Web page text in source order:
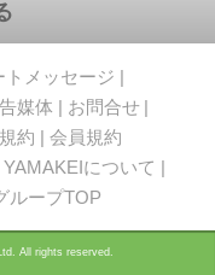
トメッセージ
媒体
お問合せ
約
会員規約
について
ループTOP
All rights reserved.